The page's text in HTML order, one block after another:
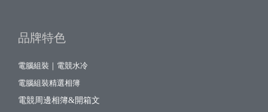
品牌特色
電腦組裝｜電競水冷
電腦組裝精選相簿
電競周邊相簿&開箱文